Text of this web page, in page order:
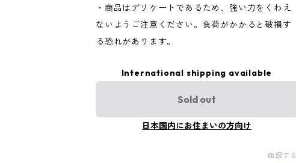
・商品はデリケートであるため、強い力をくわえ
ないようご注意ください。負荷がかかると破損す
る恐れがあります。
International shipping available
Sold out
日本国内にお住まいの方向け
通報する